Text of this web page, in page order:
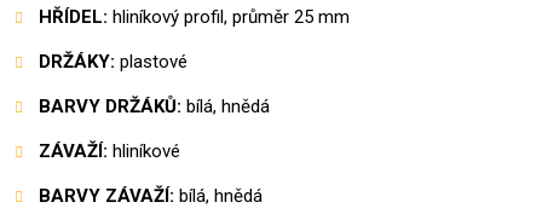
HŘÍDEL: hliníkový profil, průměr 25 mm
DRŽÁKY: plastové
BARVY DRŽÁKŮ: bílá, hnědá
ZÁVAŽÍ: hliníkové
BARVY ZÁVAŽÍ: bílá, hnědá